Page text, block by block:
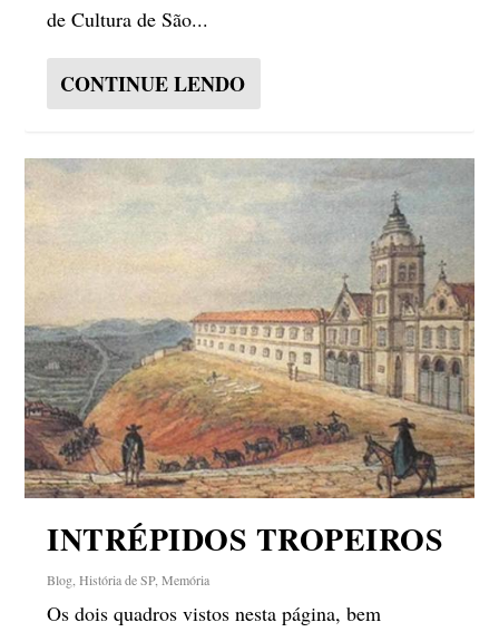
de Cultura de São...
CONTINUE LENDO
INTRÉPIDOS TROPEIROS
Blog ,História de SP,Memória
Os dois quadros vistos nesta página, bem